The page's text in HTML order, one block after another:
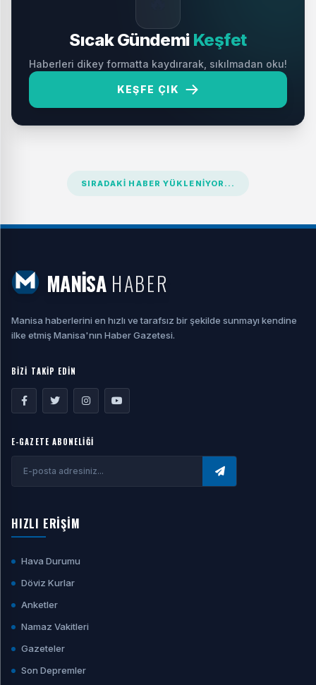
Sıcak Gündemi Keşfet
Haberleri dikey formatta kaydırarak, sıkılmadan oku!
KEŞFE ÇIK
SIRADAKI HABER YÜKLENIYOR...
MANİSA HABER
Manisa haberlerini en hızlı ve tarafsız bir şekilde sunmayı kendine
ilke etmiş Manisa'nın Haber Gazetesi.
BİZİ TAKİP EDİN
E-GAZETE ABONELİĞİ
HIZLI ERİŞİM
Hava Durumu
Döviz Kurlar
Anketler
Namaz Vakitleri
Gazeteler
Son Depremler